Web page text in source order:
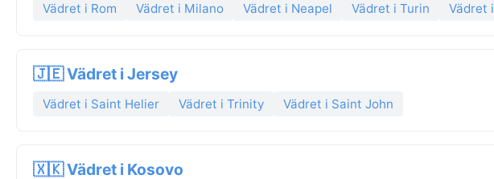
Vädret i Rom Vädret i Milano Vädret i Neapel Vädret i Turin Vädret
🇯🇪 Vädret i Jersey
Vädret i Saint Helier Vädret i Trinity Vädret i Saint John
🇽🇰 Vädret i Kosovo